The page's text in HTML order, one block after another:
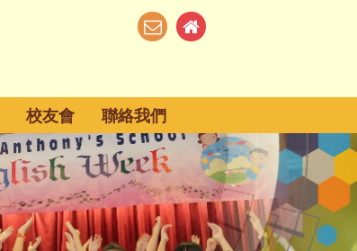
校友會 聯絡我們